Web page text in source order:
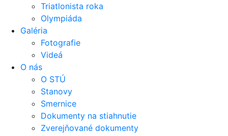
Triatlonista roka
Olympiáda
Galéria
Fotografie
Videá
O nás
O STÚ
Stanovy
Smernice
Dokumenty na stiahnutie
Zverejňované dokumenty